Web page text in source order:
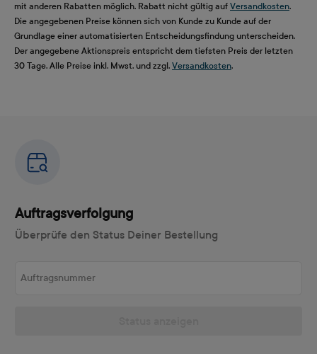
mit anderen Rabatten möglich. Rabatt nicht gültig auf Versandkosten.
Die angegebenen Preise können sich von Kunde zu Kunde auf der
Grundlage einer automatisierten Entscheidungsfindung unterscheiden.
Der angegebene Aktionspreis entspricht dem tiefsten Preis der letzten
30 Tage. Alle Preise inkl. Mwst. und zzgl. Versandkosten.
Auftragsverfolgung
Überprüfe den Status Deiner Bestellung